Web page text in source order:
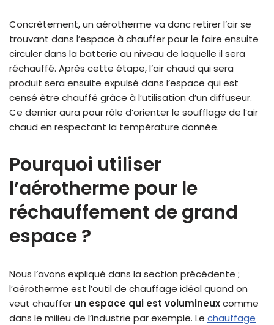
Concrètement, un aérotherme va donc retirer l’air se
trouvant dans l’espace à chauffer pour le faire ensuite
circuler dans la batterie au niveau de laquelle il sera
réchauffé. Après cette étape, l’air chaud qui sera
produit sera ensuite expulsé dans l’espace qui est
censé être chauffé grâce à l’utilisation d’un diffuseur.
Ce dernier aura pour rôle d’orienter le soufflage de l’air
chaud en respectant la température donnée.
Pourquoi utiliser
l’aérotherme pour le
réchauffement de grand
espace ?
Nous l’avons expliqué dans la section précédente ;
l’aérotherme est l’outil de chauffage idéal quand on
veut chauffer un espace qui est volumineuxcomme
dans le milieu de l’industrie par exemple. Le chauffage